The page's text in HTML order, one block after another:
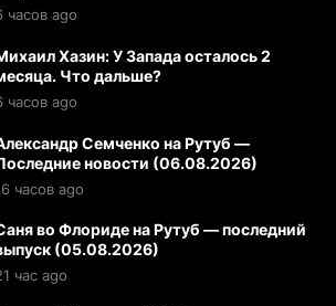
часов ago
Хазин: У Запада осталось 2
Что дальше?
часов ago
Семченко на Рутуб —
новости (06.08.2026)
часов ago
во Флориде на Рутуб — последний
(05.08.2026)
час ago